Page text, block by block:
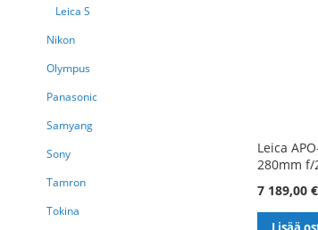
Leica
280mm f/
7 189,00 €
Leica S
Nikon
Olympus
Panasonic
Samyang
Sony
Tamron
Tokina